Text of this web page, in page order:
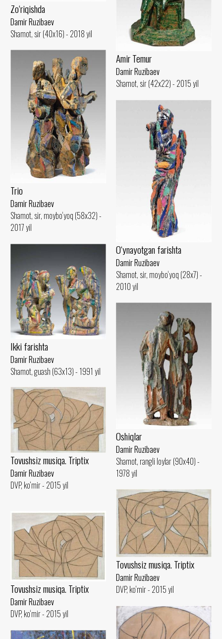
Zo‘riqishda
Damir Ruzibaev
Shamot, sir (40x16) - 2018 yil
Amir Temur
Damir Ruzibaev
Shamot, sir (42x22) - 2015 yil
Trio
Damir Ruzibaev
Shamot, sir, moybo‘yoq (58x32) -
2017 yil
O‘ynayotgan farishta
Damir Ruzibaev
Shamot, sir, moybo‘yoq (28x7) -
2010 yil
Ikki farishta
Damir Ruzibaev
Shamot, guash (63x13) - 1991 yil
Oshiqlar
Damir Ruzibaev
Shamot, rangli loylar (90x40) -
1978 yil
Tovushsiz musiqa. Triptix
Damir Ruzibaev
DVP, ko‘mir - 2015 yil
Tovushsiz musiqa. Triptix
Damir Ruzibaev
DVP, ko‘mir - 2015 yil
Tovushsiz musiqa. Triptix
Damir Ruzibaev
DVP, ko‘mir - 2015 yil